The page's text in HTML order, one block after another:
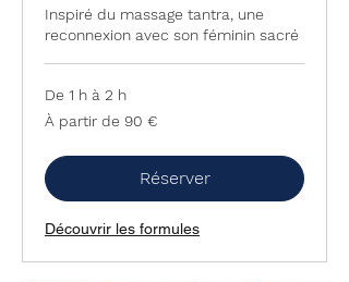
Inspiré du massage tantra, une
reconnexion avec son féminin sacré
De 1 h à 2 h
À
partir
euros
À partir de 90 €
Réserver
Découvrir les formules